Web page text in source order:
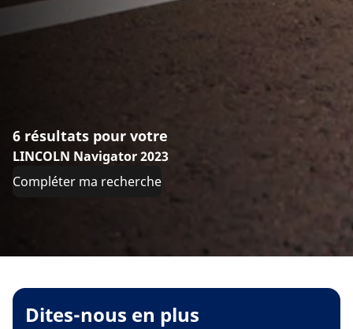
6 résultats pour votre
LINCOLN Navigator 2023
Compléter ma recherche
Dites-nous en plus